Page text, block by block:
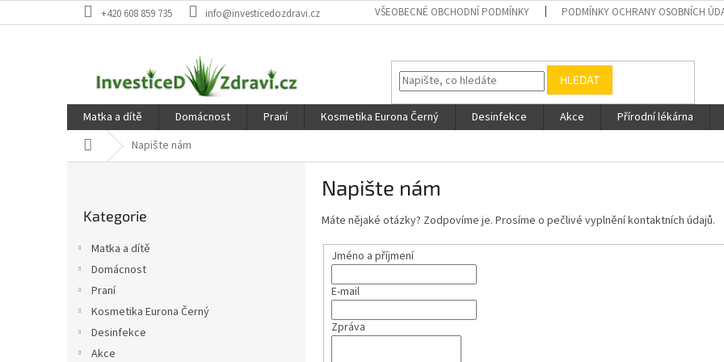
na
+420 608 859 735 info@investicedozdravi.cz VŠEOBECNÉ OBCHODNÍ PODMÍNKY PODMÍNKY OCHRANY OSOBNÍCH
HLEDAT
Matka a dítě Domácnost Praní Kosmetika Eurona Černý Desinfekce Akce Přírodní lékárna
Domů Napište nám
kategorie
Kategorie
Matka a dítě
Domácnost
Praní
Kosmetika Eurona Černý
Desinfekce
Akce
Napište nám
Máte nějaké otázky? Zodpovíme je. Prosíme o pečlivé vyplnění kontaktních údajů.
Jméno a příjmení
E-mail
Zpráva